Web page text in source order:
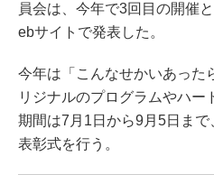
員会は、今年で3回目の開催
ebサイトで発表した。
今年は「こんなせかいあった
リジナルのプログラムやハー
期間は7月1日から9月5日ま
表彰式を行う。